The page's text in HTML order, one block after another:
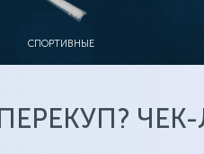
СПОРТИВНЫЕ